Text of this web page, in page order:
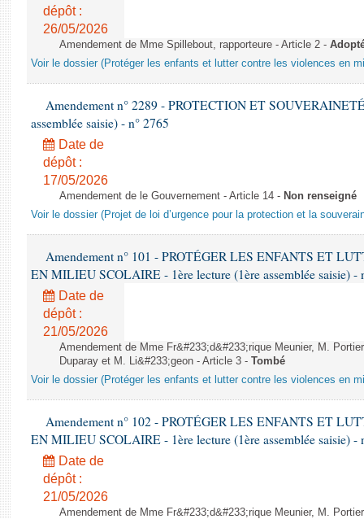
dépôt :
26/05/2026
Amendement de Mme Spillebout, rapporteure - Article 2 -
Voir le dossier (Protéger les enfants et lutter contre les violences en
Amendement n° 2289 - PROTECTION ET
assemblée saisie) - n° 2765
Date de
dépôt :
17/05/2026
Amendement de le Gouvernement - Article 14 - Non renseigné
Voir le dossier (Projet de loi d’urgence pour la protection et la
Amendement n° 101 - PROTÉGER LES ENFANTS ET
EN MILIEU SCOLAIRE - 1ère lecture (1ère assemblée saisie) -
Date de
dépôt :
21/05/2026
Amendement de Mme Fr&#233;d&#233;rique Meunier, M.
Duparay et M. Li&#233;geon - Article 3 - Tombé
Voir le dossier (Protéger les enfants et lutter contre les violences en
Amendement n° 102 - PROTÉGER LES ENFANTS ET
EN MILIEU SCOLAIRE - 1ère lecture (1ère assemblée saisie) -
Date de
dépôt :
21/05/2026
Amendement de Mme Fr&#233;d&#233;rique Meunier, M.